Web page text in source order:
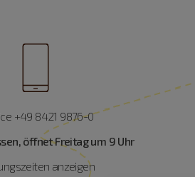
+49 8421 9876-0
öffnet Freitag um 9 Uhr
anzeigen